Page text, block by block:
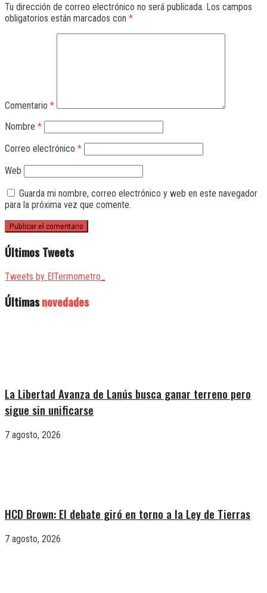
Tu dirección de correo electrónico no será publicada. Los campos
obligatorios están marcados con *
Comentario *
Nombre *
Correo electrónico *
Web
Guarda mi nombre, correo electrónico y web en este navegador
para la próxima vez que comente.
Últimos Tweets
Tweets by ElTermometro_
Últimasnovedades
La Libertad Avanza de Lanús busca ganar terreno pero
sigue sin unificarse
7 agosto, 2026
HCD Brown: El debate giró en torno a la Ley de Tierras
7 agosto, 2026